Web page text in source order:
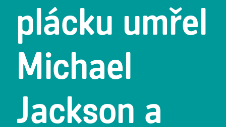
plácku umřel
Michael
Jackson a